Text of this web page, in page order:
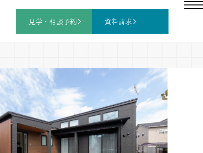
見学・相談予約 資料請求